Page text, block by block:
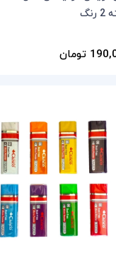
تومان